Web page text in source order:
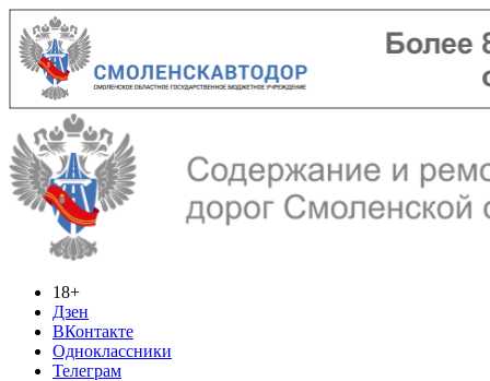
18+
Дзен
ВКонтакте
Одноклассники
Телеграм